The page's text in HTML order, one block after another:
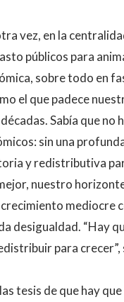
vez, en la
públicos para
sobre todo en
el que padece
Sabía que no
sin una
y redistributiva
nuestro
mediocre
desigualdad. “Hay
para crecer”,
tesis de que hay